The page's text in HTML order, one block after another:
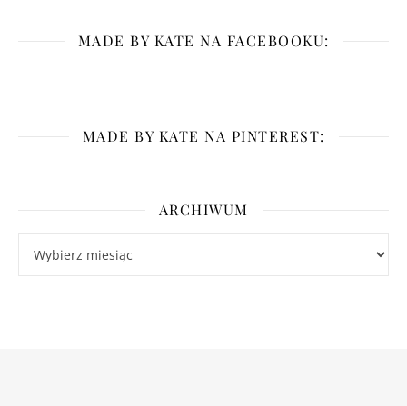
MADE BY KATE NA FACEBOOKU:
MADE BY KATE NA PINTEREST:
ARCHIWUM